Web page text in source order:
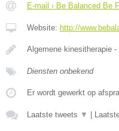
E-mail › Be Balanced Be
Website: http://
Algemene kinesitherapie
Diensten onbekend
Er wordt gewerkt op
Laatste tweets ▼